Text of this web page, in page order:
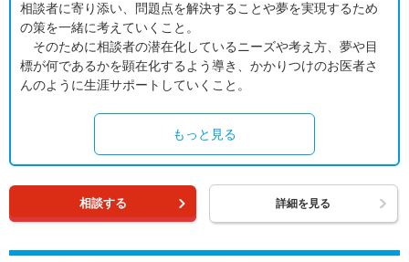
相談者に寄り添い、問題点を解決することや夢を実現するため
の策を一緒に考えていくこと。
そのために相談者の潜在化しているニーズや考え方、夢や目
標が何であるかを顕在化するよう導き、かかりつけのお医者さ
んのように生涯サポートしていくこと。
もっと見る
相談する 詳細を見る